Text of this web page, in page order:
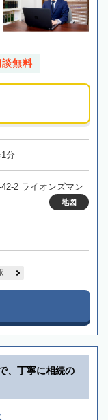
無料
分
2 ライオンズマン
地図
、丁寧に相続の